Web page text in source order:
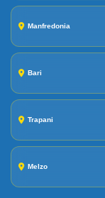
Manfredonia
Bari
Trapani
Melzo